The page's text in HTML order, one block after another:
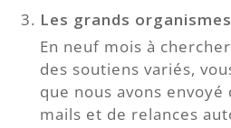
Les grands organismes
En neuf mois à
des soutiens variés,
que nous avons envoyé
mails et de relances